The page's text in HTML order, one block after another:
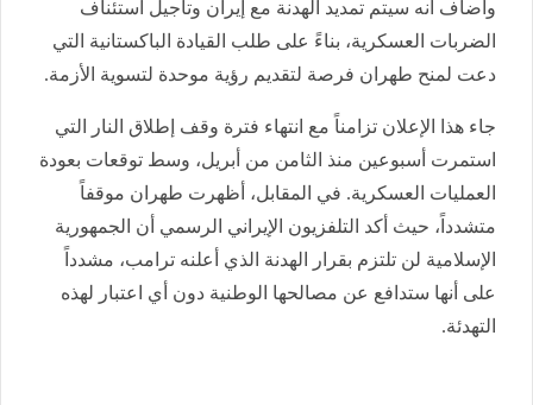
وأضاف أنه سيتم تمديد الهدنة مع إيران وتأجيل استئناف
الضربات العسكرية، بناءً على طلب القيادة الباكستانية التي
دعت لمنح طهران فرصة لتقديم رؤية موحدة لتسوية الأزمة.
جاء هذا الإعلان تزامناً مع انتهاء فترة وقف إطلاق النار التي
استمرت أسبوعين منذ الثامن من أبريل، وسط توقعات بعودة
العمليات العسكرية. في المقابل، أظهرت طهران موقفاً
متشدداً، حيث أكد التلفزيون الإيراني الرسمي أن الجمهورية
الإسلامية لن تلتزم بقرار الهدنة الذي أعلنه ترامب، مشدداً
على أنها ستدافع عن مصالحها الوطنية دون أي اعتبار لهذه
التهدئة.